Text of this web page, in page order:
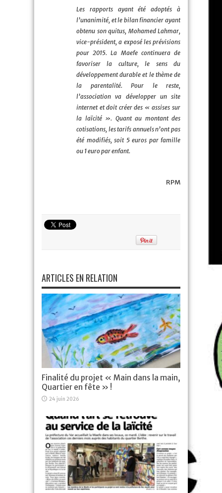
Les rapports ayant été adoptés à
l’unanimité, et le bilan financier ayant
obtenu son quitus, Mohamed Lahmar,
vice-président, a exposé les prévisions
pour 2015. La Maefe continuera de
favoriser la culture, le sens du
développement durable et le thème de
la parentalité. Pour le reste,
l’association va développer un site
internet et doit créer des « assises sur
la laïcité ». Quant au montant des
cotisations, les tarifs annuels n’ont pas
été modifiés, soit 5 euros par famille
ou 1 euro par enfant.
RPM
ARTICLES EN RELATION
Finalité du projet « Main dans la main,
Quartier en fête » !
24 juin 2026